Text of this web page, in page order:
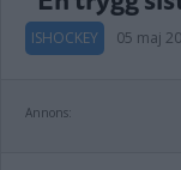
ISHOCKEY 05 maj
Annons: